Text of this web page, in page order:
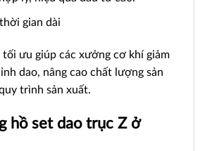
gian dài
tối ưu giúp các xưởng cơ khí giảm
dao, nâng cao chất lượng sản
trình sản xuất.
hồ set dao trục Z ở